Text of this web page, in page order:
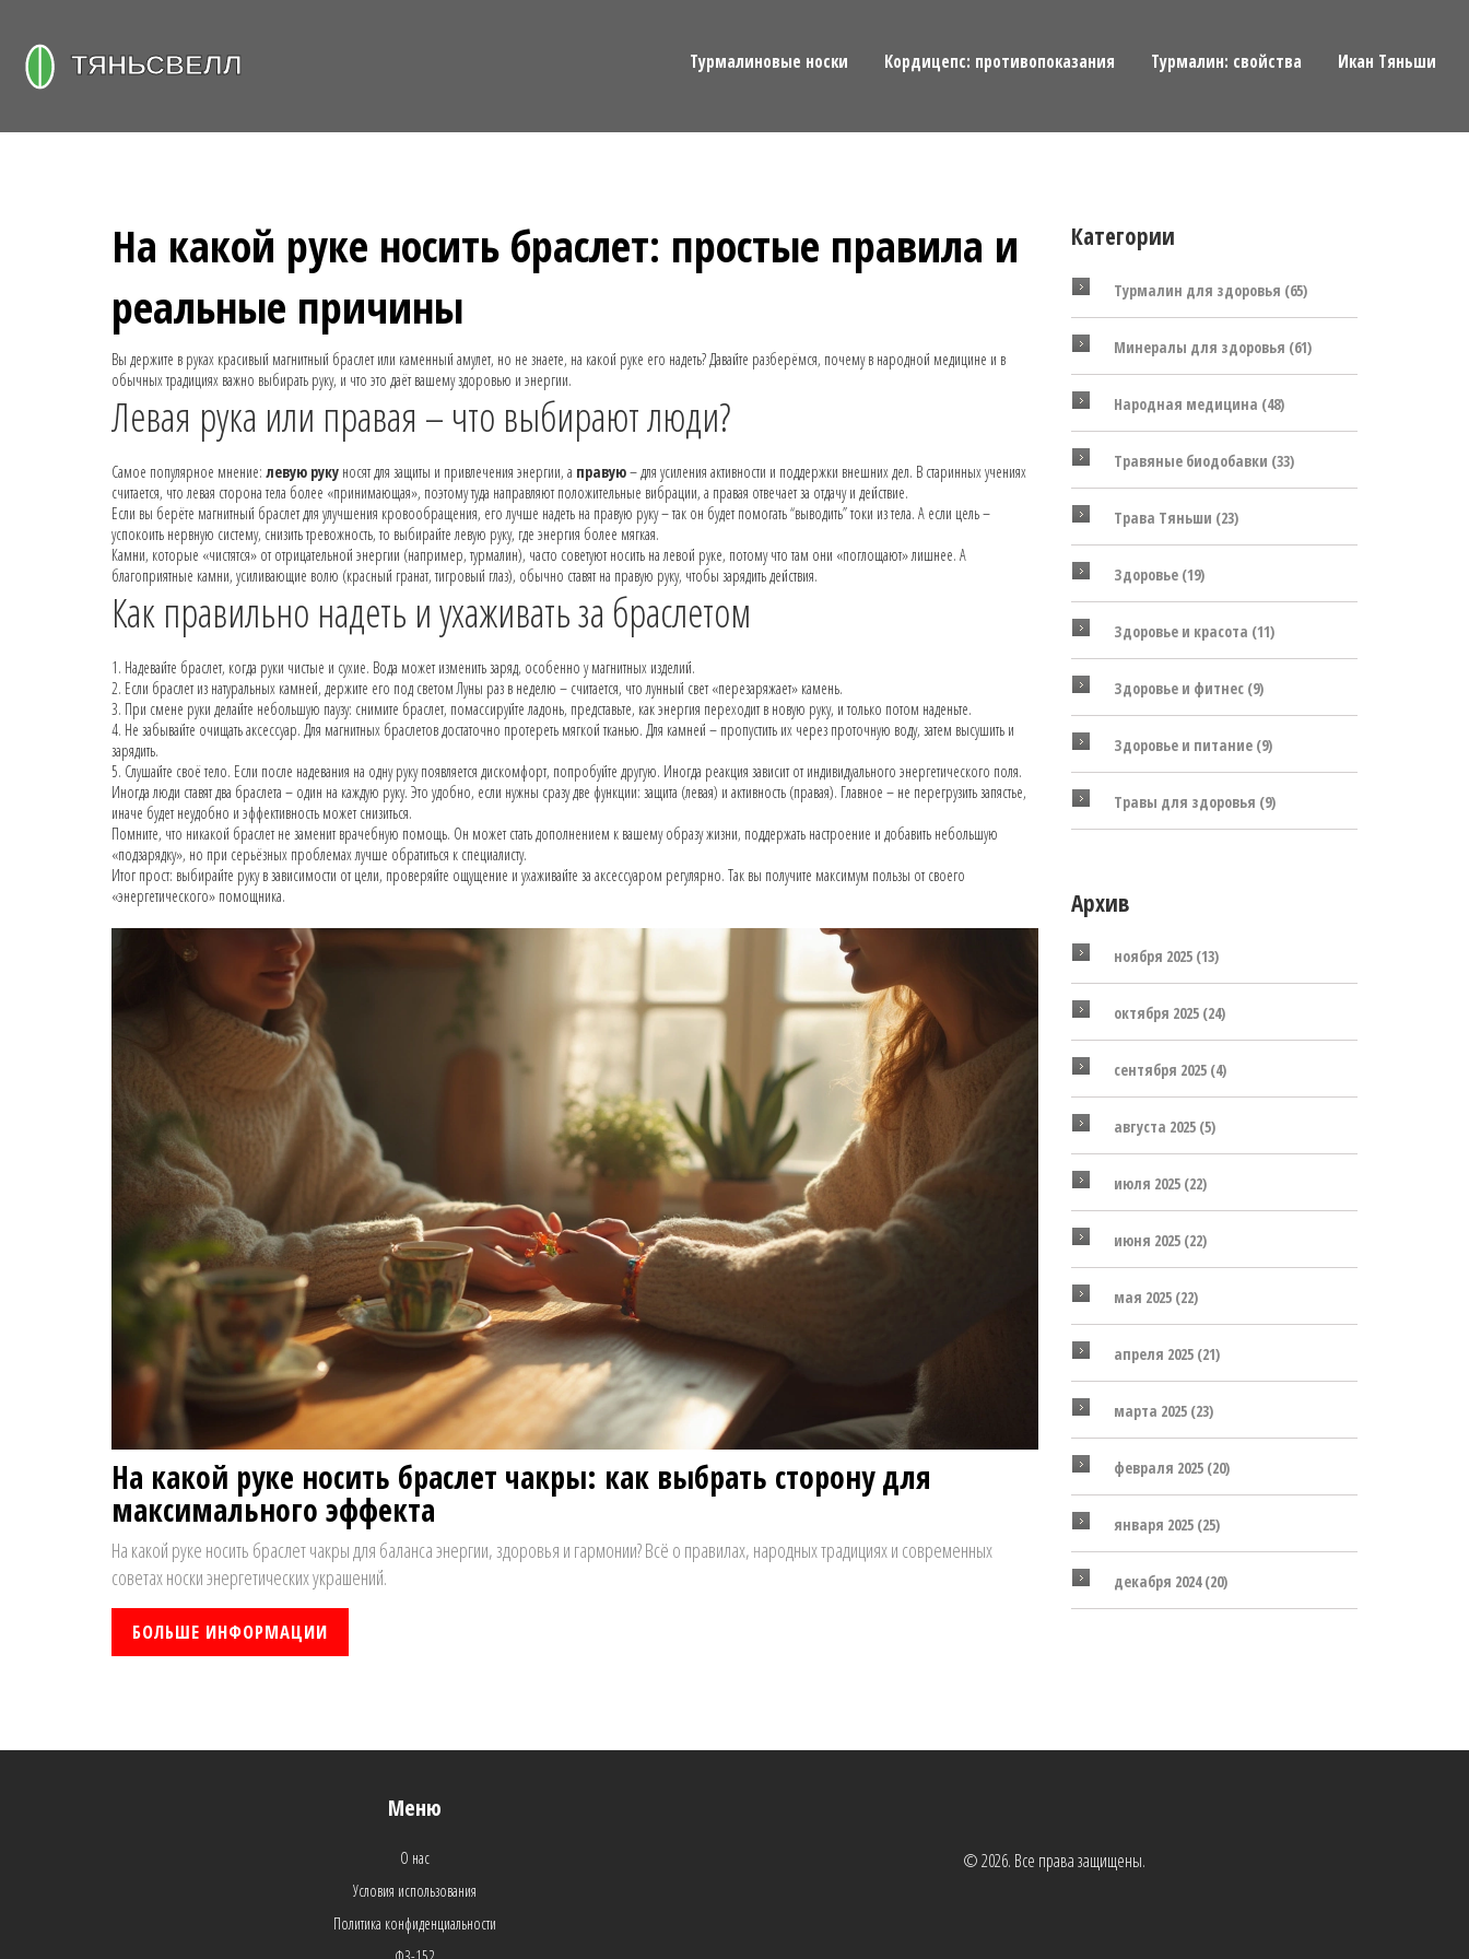
Турмалиновые носки Кордицепс: противопоказания Турмалин: свойства Икан Тяньши
На какой руке носить браслет: простые правила и
реальные причины
Вы держите в руках красивый магнитный браслет или каменный амулет, но не знаете, на какой руке его надеть? Давайте разберёмся, почему в народной медицине и в
обычных традициях важно выбирать руку, и что это даёт вашему здоровью и энергии.
Левая рука или правая – что выбирают люди?
Самое популярное мнение: левую руку носят для защиты и привлечения энергии, а правую– для усиления активности и поддержки внешних дел. В старинных учениях
считается, что левая сторона тела более «принимающая», поэтому туда направляют положительные вибрации, а правая отвечает за отдачу и действие.
Если вы берёте магнитный браслет для улучшения кровообращения, его лучше надеть на правую руку – так он будет помогать “выводить” токи из тела. А если цель –
успокоить нервную систему, снизить тревожность, то выбирайте левую руку, где энергия более мягкая.
Камни, которые «чистятся» от отрицательной энергии (например, турмалин), часто советуют носить на левой руке, потому что там они «поглощают» лишнее. А
благоприятные камни, усиливающие волю (красный гранат, тигровый глаз), обычно ставят на правую руку, чтобы зарядить действия.
Как правильно надеть и ухаживать за браслетом
1. Надевайте браслет, когда руки чистые и сухие. Вода может изменить заряд, особенно у магнитных изделий.
2. Если браслет из натуральных камней, держите его под светом Луны раз в неделю – считается, что лунный свет «перезаряжает» камень.
3. При смене руки делайте небольшую паузу: снимите браслет, помассируйте ладонь, представьте, как энергия переходит в новую руку, и только потом наденьте.
4. Не забывайте очищать аксессуар. Для магнитных браслетов достаточно протереть мягкой тканью. Для камней – пропустить их через проточную воду, затем высушить и
зарядить.
5. Слушайте своё тело. Если после надевания на одну руку появляется дискомфорт, попробуйте другую. Иногда реакция зависит от индивидуального энергетического поля.
Иногда люди ставят два браслета – один на каждую руку. Это удобно, если нужны сразу две функции: защита (левая) и активность (правая). Главное – не перегрузить запястье,
иначе будет неудобно и эффективность может снизиться.
Помните, что никакой браслет не заменит врачебную помощь. Он может стать дополнением к вашему образу жизни, поддержать настроение и добавить небольшую
«подзарядку», но при серьёзных проблемах лучше обратиться к специалисту.
Итог прост: выбирайте руку в зависимости от цели, проверяйте ощущение и ухаживайте за аксессуаром регулярно. Так вы получите максимум пользы от своего
«энергетического» помощника.
На какой руке носить браслет чакры: как выбрать сторону для
максимального эффекта
На какой руке носить браслет чакры для баланса энергии, здоровья и гармонии? Всё о правилах, народных традициях и современных
советах носки энергетических украшений.
БОЛЬШЕ ИНФОРМАЦИИ
Категории
Турмалин для здоровья (65)
Минералы для здоровья (61)
Народная медицина (48)
Травяные биодобавки (33)
Трава Тяньши (23)
Здоровье (19)
Здоровье и красота (11)
Здоровье и фитнес (9)
Здоровье и питание (9)
Травы для здоровья (9)
Архив
ноября 2025 (13)
октября 2025 (24)
сентября 2025 (4)
августа 2025 (5)
июля 2025 (22)
июня 2025 (22)
мая 2025 (22)
апреля 2025 (21)
марта 2025 (23)
февраля 2025 (20)
января 2025 (25)
декабря 2024(20)
Меню
О нас
Условия использования
Политика конфиденциальности
© 2026. Все права защищены.